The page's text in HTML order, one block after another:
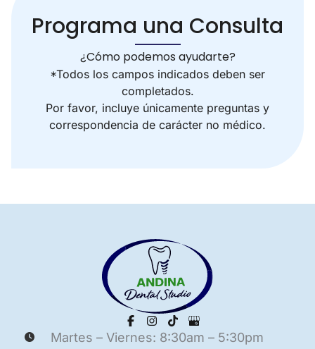
Programa una Consulta
¿Cómo podemos ayudarte?
*Todos los campos indicados deben ser
completados.
Por favor, incluye únicamente preguntas y
correspondencia de carácter no médico.
Martes – Viernes: 8:30am – 5:30pm